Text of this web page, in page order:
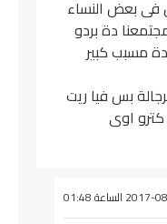
فى بعض النساء
دة بردو
مسبب كبير
بس فيا ريت
اوى
الساعة 01:48